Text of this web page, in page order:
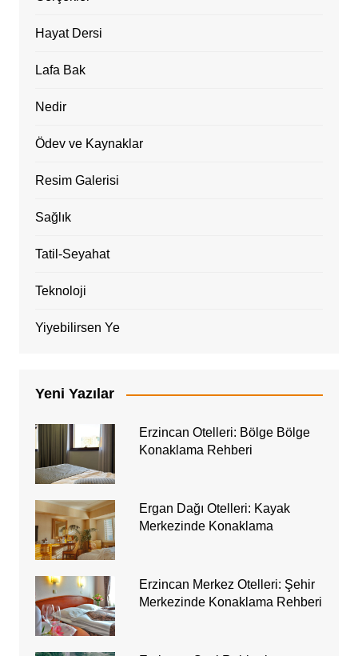
Hayat Dersi
Lafa Bak
Nedir
Ödev ve Kaynaklar
Resim Galerisi
Sağlık
Tatil-Seyahat
Teknoloji
Yiyebilirsen Ye
Yeni Yazılar
Erzincan Otelleri: Bölge Bölge
Konaklama Rehberi
Ergan Dağı Otelleri: Kayak
Merkezinde Konaklama
Erzincan Merkez Otelleri: Şehir
Merkezinde Konaklama Rehberi